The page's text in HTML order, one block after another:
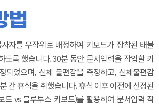
법
자를 무작위로 배정하여 키보드가 장착된 태블
도록 했습니다. 30분 동안 문서입력을 작업할 키
되었으며, 신체 불편감을 측정하고, 신체불편감
간 휴식을 취했습니다. 휴식 이후 이전에 선정된
드 vs 블루투스 키보드)를 활용하여 문서입력 작